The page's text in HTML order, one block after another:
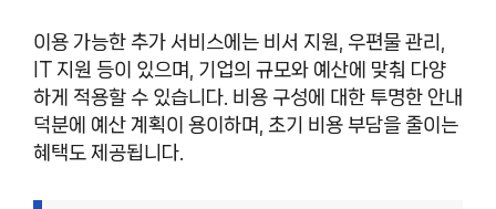
이용 가능한 추가 서비스에는 비서 지원, 우편물 관리,
IT 지원 등이 있으며, 기업의 규모와 예산에 맞춰 다양
하게 적용할 수 있습니다. 비용 구성에 대한 투명한 안내
덕분에 예산 계획이 용이하며, 초기 비용 부담을 줄이는
혜택도 제공됩니다.